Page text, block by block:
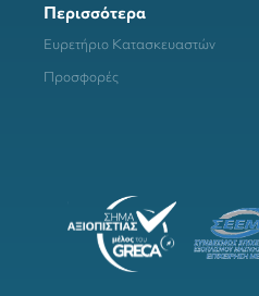
Περισσότερα
Ευρετήριο Κατασκευαστών
Προσφορές